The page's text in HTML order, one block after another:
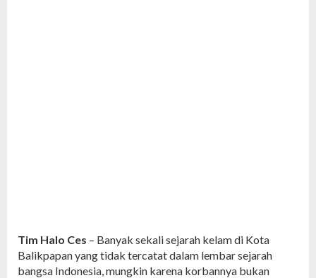
Tim Halo Ces – Banyak sekali sejarah kelam di Kota
Balikpapan yang tidak tercatat dalam lembar sejarah
bangsa Indonesia, mungkin karena korbannya bukan